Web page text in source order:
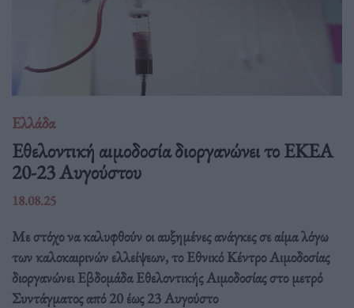
Ελλάδα
Eθελοντική αιμοδοσία διοργανώνει το ΕΚΕΑ
20-23 Αυγούστου
18.08.25
Με στόχο να καλυφθούν οι αυξημένες ανάγκες σε αίμα λόγω
των καλοκαιρινών ελλείψεων, το Εθνικό Κέντρο Αιμοδοσίας
διοργανώνει Εβδομάδα Εθελοντικής Αιμοδοσίας στο μετρό
Συντάγματος από 20 έως 23 Αυγούστο